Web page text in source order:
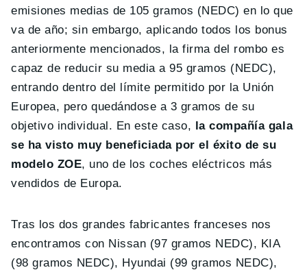
emisiones medias de 105 gramos (NEDC) en lo que
va de año; sin embargo, aplicando todos los bonus
anteriormente mencionados, la firma del rombo es
capaz de reducir su media a 95 gramos (NEDC),
entrando dentro del límite permitido por la Unión
Europea, pero quedándose a 3 gramos de su
objetivo individual. En este caso, la compañía gala
se ha visto muy beneficiada por el éxito de su
modelo ZOE, uno de los coches eléctricos más
vendidos de Europa.
Tras los dos grandes fabricantes franceses nos
encontramos con Nissan (97 gramos NEDC), KIA
(98 gramos NEDC), Hyundai (99 gramos NEDC),